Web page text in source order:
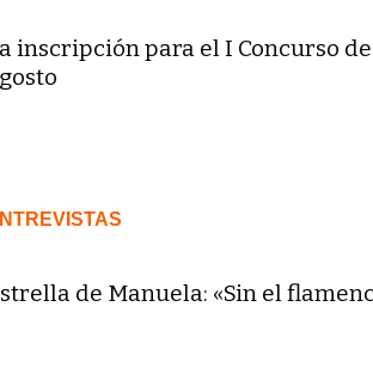
inscripción para el I Concurso
de Manuela: «Sin el